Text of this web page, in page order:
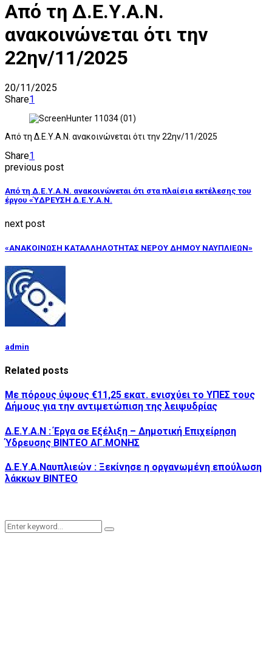
Από τη Δ.Ε.Υ.Α.Ν.
ανακοινώνεται ότι την
22ην/11/2025
20/11/2025
Share1
Από τη Δ.Ε.Υ.Α.Ν. ανακοινώνεται ότι την 22ην/11/2025
Share1
previous post
Από τη Δ.Ε.Υ.Α.Ν. ανακοινώνεται ότι στα πλαίσια εκτέλεσης του
έργου «ΎΔΡΕΥΣΗ Δ.Ε.Υ.Α.Ν.
next post
«ΑΝΑΚΟΙΝΩΣΗ ΚΑΤΑΛΛΗΛΟΤΗΤΑΣ ΝΕΡΟΥ ΔΗΜΟΥ ΝΑΥΠΛΙΕΩΝ»
admin
Related posts
Με πόρους ύψους €11,25 εκατ. ενισχύει το ΥΠΕΣ τους
Δήμους για την αντιμετώπιση της λειψυδρίας
Δ.Ε.Υ.Α.Ν : Έργα σε Εξέλιξη – Δημοτική Επιχείρηση
Ύδρευσης ΒΙΝΤΕΟ ΑΓ.ΜΟΝΗΣ
Δ.Ε.Υ.Α.Ναυπλιεών : Ξεκίνησε η οργανωμένη επούλωση
λάκκων ΒΙΝΤΕΟ
Search
Search